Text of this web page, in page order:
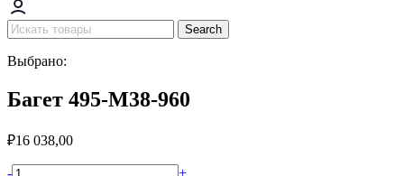
Search
Выбрано:
Багет 495-M38-960
₽16 038,00
Багет
- +